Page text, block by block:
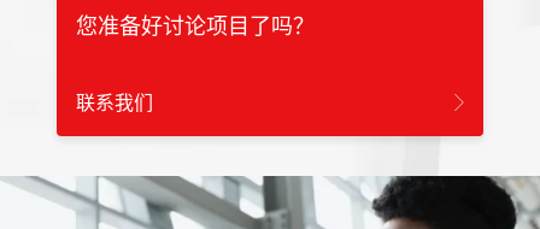
您准备好讨论项目了吗？
联系我们